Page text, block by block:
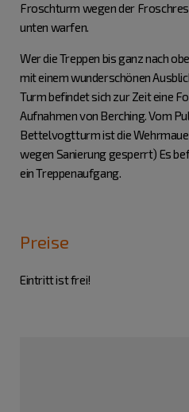
Froschturm wegen der
unten warfen.
Wer die Treppen bis ganz nach
mit einem wunderschönen
Turm befindet sich zur Zeit eine
Aufnahmen von Berching. Vom
Bettelvogtturm ist die
wegen Sanierung gesperrt) Es
ein Treppenaufgang.
Preise
Eintritt ist frei!